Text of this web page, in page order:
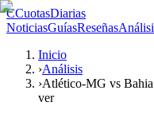
CCuotasDiarias
NoticiasGuíasReseñas
Inicio
›Análisis
›Atlético-MG vs
ver